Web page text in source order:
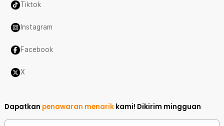
Tiktok
Instagram
Facebook
X
Dapatkan penawaran menarik kami! Dikirim mingguan